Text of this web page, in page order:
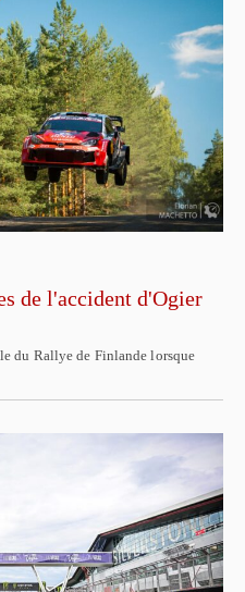
de l'accident d'Ogier
du Rallye de Finlande lorsque